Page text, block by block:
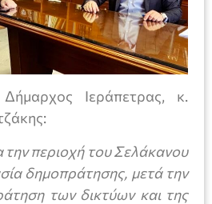
Ιεράπετρας, κ.
την περιοχή του Σελάκανου
δημοπράτησης, μετά την
των δικτύων και της